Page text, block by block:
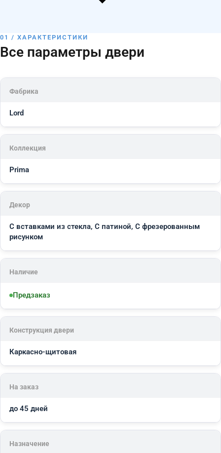
01 / ХАРАКТЕРИСТИКИ
Все параметры двери
Фабрика
Lord
Коллекция
Prima
Декор
С вставками из стекла, С патиной, С фрезерованным
рисунком
Наличие
Предзаказ
Конструкция двери
Каркасно-щитовая
На заказ
до 45 дней
Назначение